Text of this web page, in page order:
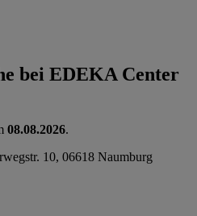
bei EDEKA Center
08.08.2026.
10, 06618 Naumburg